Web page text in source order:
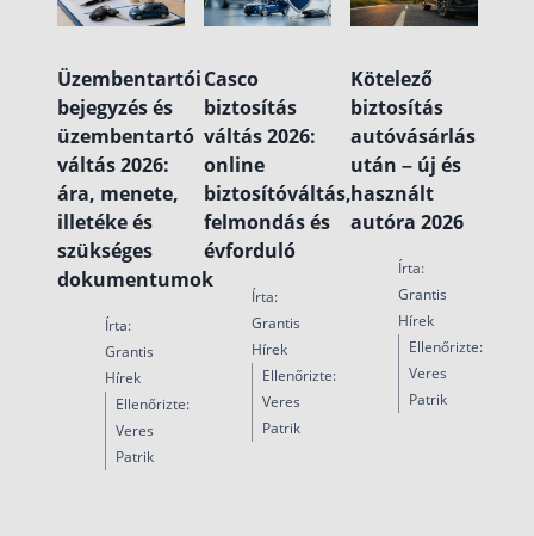
Üzembentartói
bejegyzés és
üzembentartó
váltás 2026:
ára, menete,
illetéke és
szükséges
dokumentumok
Írta:
Grantis
Hírek
Ellenőrizte:
Veres
Patrik
Casco
biztosítás
váltás 2026:
online
biztosítóváltás,
felmondás és
évforduló
Írta:
Grantis
Hírek
Ellenőrizte:
Veres
Patrik
Kötelező
biztosítás
autóvásárlás
után – új és
használt
autóra 2026
Írta:
Grantis
Hírek
Ellenőrizte:
Veres
Patrik